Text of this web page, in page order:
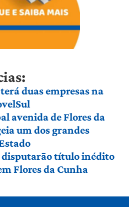
duas empresas na
avenida de Flores da
um dos grandes
disputarão título inédito
Flores da Cunha